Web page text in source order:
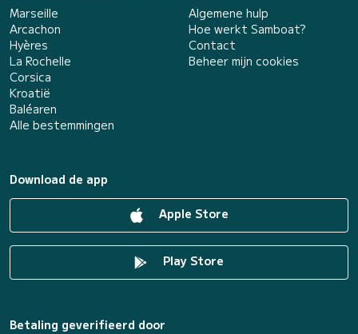
Marseille
Arcachon
Hyères
La Rochelle
Corsica
Kroatië
Baléaren
Alle bestemmingen
Algemene hulp
Hoe werkt Samboat?
Contact
Beheer mijn cookies
Download de app
Apple Store
Play Store
Betaling geverifieerd door